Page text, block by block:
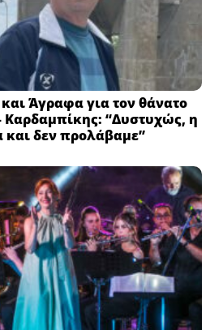
Άγραφα για τον θάνατο
Καρδαμπίκης: “Δυστυχώς, η
και δεν προλάβαμε”